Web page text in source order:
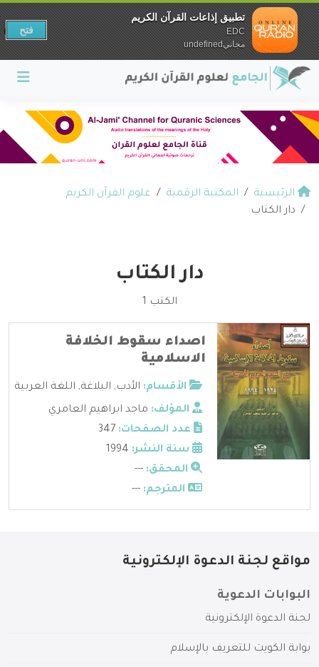
الرئيسية المكتبة الرقمية
علوم القرآن الكريم
دار الكتاب
دار الكتاب
الكتب 1
اصداء سقوط الخلافة
الاسلامية
الأقسام: الأدب, البلاغة, اللغة العربية
المؤلف: ماجد ابراهيم العامري
عدد الصفحات:
سنة النشر:
المحقق: ---
المترجم: ---
مواقع لجنة الدعوة الإلكترونية
البوابات الدعوية
لجنة الدعوة الإلكترونية
بوابة الكويت للتعريف بالإسلام
تطبيق إذاعات القرآن الكريم
EDC
مجانيundefined
فتح